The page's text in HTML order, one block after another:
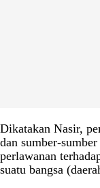
Dikatakan Nasir,
dan sumber-
perlawanan
suatu bangsa